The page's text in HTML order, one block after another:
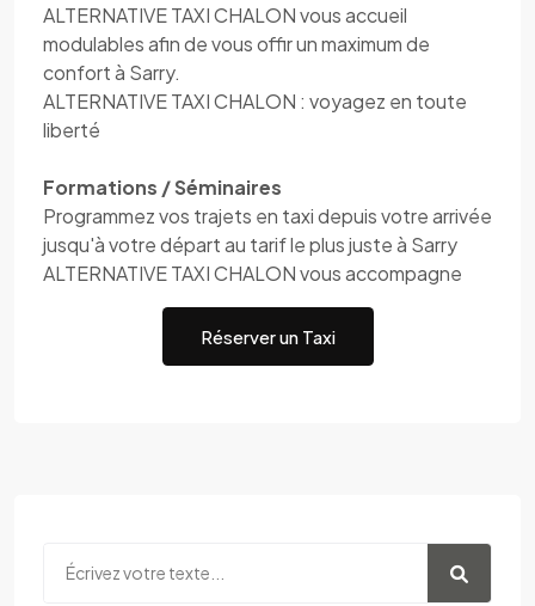
ALTERNATIVE TAXI CHALON vous accueil
modulables afin de vous offir un maximum de
confort à Sarry.
ALTERNATIVE TAXI CHALON : voyagez en toute
liberté
Formations / Séminaires
Programmez vos trajets en taxi depuis votre arrivée
jusqu'à votre départ au tarif le plus juste à Sarry
ALTERNATIVE TAXI CHALON vous accompagne
Réserver un Taxi